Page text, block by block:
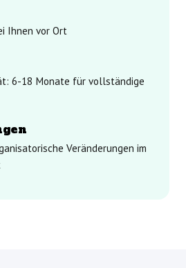
Ihnen vor Ort
6-18 Monate für vollständige
Veränderungen im